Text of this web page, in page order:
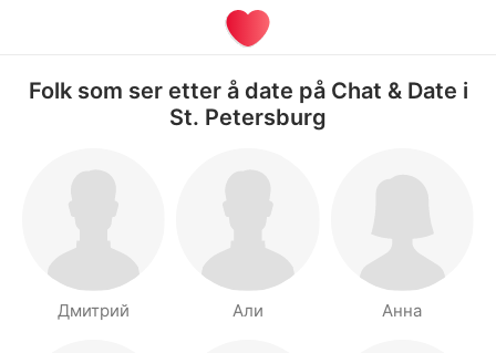
Folk som ser etter å date på Chat & Date i
St. Petersburg
Дмитрий Али Анна